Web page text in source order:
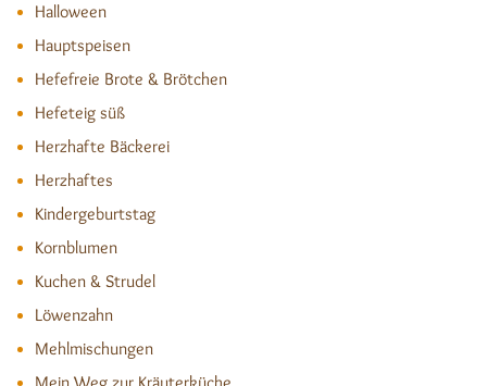
Halloween
Hauptspeisen
Hefefreie Brote & Brötchen
Hefeteig süß
Herzhafte Bäckerei
Herzhaftes
Kindergeburtstag
Kornblumen
Kuchen & Strudel
Löwenzahn
Mehlmischungen